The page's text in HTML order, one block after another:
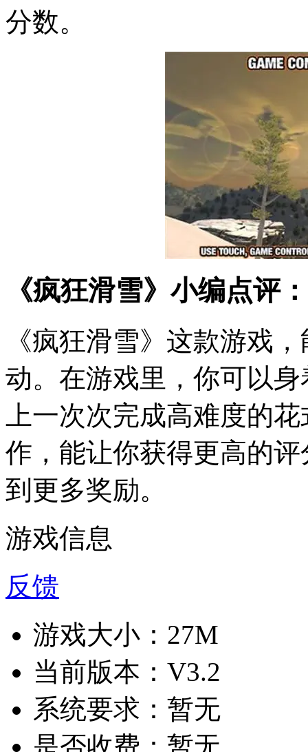
分数。
《疯狂滑雪》小编点评：
《疯狂滑雪》这款游戏
动。在游戏里，你可以
上一次次完成高难度的
作，能让你获得更高的
到更多奖励。
游戏信息
反馈
游戏大小： 27M
当前版本： V3.2
系统要求： 暂无